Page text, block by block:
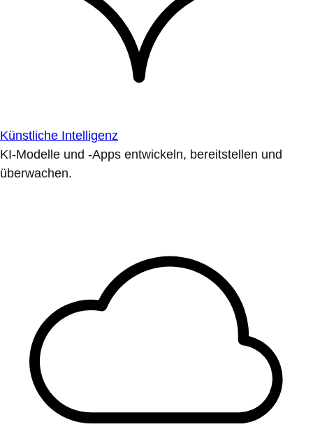
Künstliche Intelligenz
KI-Modelle und -Apps entwickeln, bereitstellen und
überwachen.